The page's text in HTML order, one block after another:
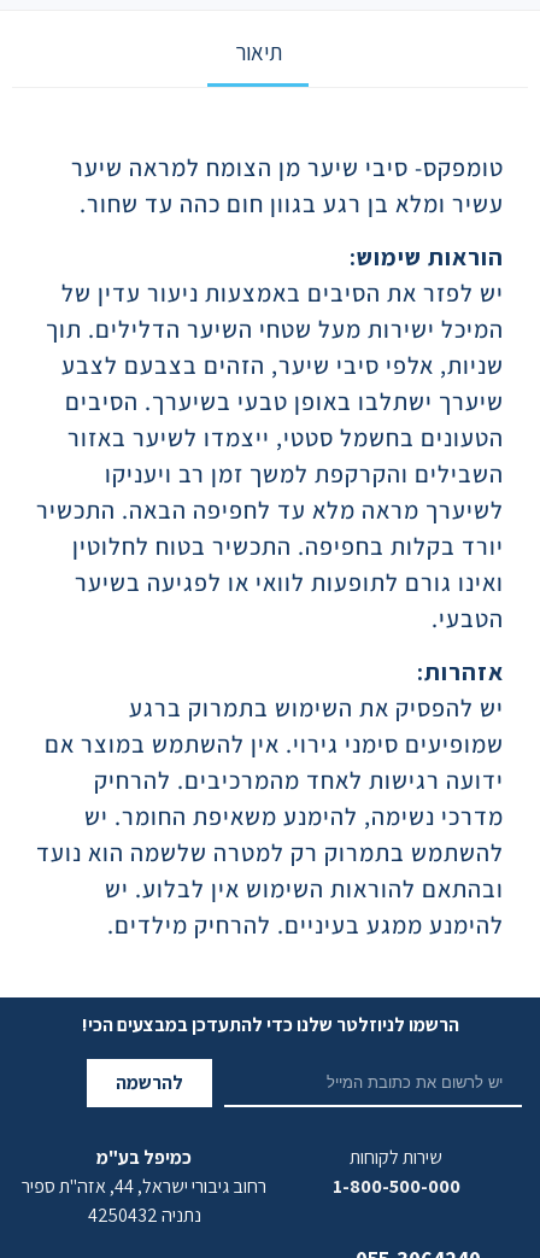
תיאור
טומפקס- סיבי שיער מן הצומח למראה שיער
עשיר ומלא בן רגע בגוון חום כהה עד שחור.
הוראות שימוש:
יש לפזר את הסיבים באמצעות ניעור עדין של
המיכל ישירות מעל שטחי השיער הדלילים. תוך
שניות, אלפי סיבי שיער, הזהים בצבעם לצבע
שיערך ישתלבו באופן טבעי בשיערך. הסיבים
הטעונים בחשמל סטטי, ייצמדו לשיער באזור
השבילים והקרקפת למשך זמן רב ויעניקו
לשיערך מראה מלא עד לחפיפה הבאה. התכשיר
יורד בקלות בחפיפה. התכשיר בטוח לחלוטין
ואינו גורם לתופעות לוואי או לפגיעה בשיער
הטבעי.
אזהרות:
יש להפסיק את השימוש בתמרוק ברגע
שמופיעים סימני גירוי. אין להשתמש במוצר אם
ידועה רגישות לאחד מהמרכיבים. להרחיק
מדרכי נשימה, להימנע משאיפת החומר. יש
להשתמש בתמרוק רק למטרה שלשמה הוא נועד
ובהתאם להוראות השימוש אין לבלוע. יש
להימנע ממגע בעיניים. להרחיק מילדים.
הרשמו לניוזלטר שלנו כדי להתעדכן במבצעים הכי!
להרשמה
שירות לקוחות
1-800-500-000
כמיפל בע"מ
רחוב גיבורי ישראל, 44, אזה"ת ספיר
נתניה 4250432